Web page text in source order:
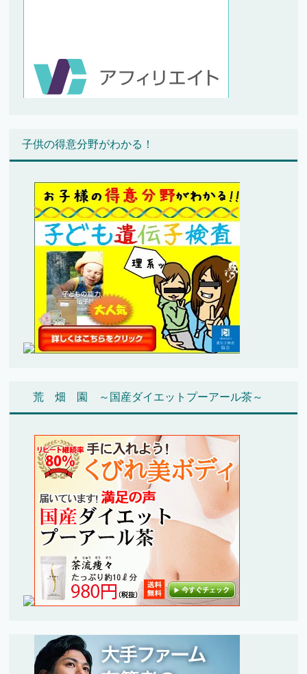
子供の得意分野がわかる！
荒 畑 園 ～国産ダイエットプーアール茶～